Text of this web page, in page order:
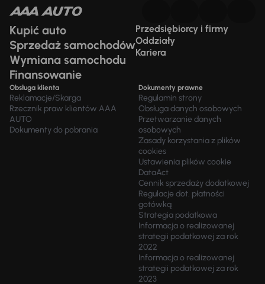
Kupić auto
Sprzedaż samochodów
Wymiana samochodu
Finansowanie
Przedsiębiorcy i firmy
Oddziały
Kariera
Obsługa klienta
Reklamacje/Skarga
Rzecznik praw klientów AAA
AUTO
Dokumenty do pobrania
Dokumenty prawne
Regulamin strony
Obsługa danych osobowych
Przetwarzanie danych
osobowych
Zasady korzystania z plików
cookies
Ustawienia plików cookie
DataAct
Cennik sprzedaży dodatkowej
Regulacje dot. płatności
gotówką
Strategia podatkowa
Informacja o realizowanej
strategii podatkowej za rok
2022
Informacja o realizowanej
strategii podatkowej za rok
2023